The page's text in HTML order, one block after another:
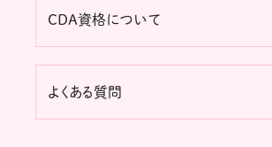
CDA資格について
よくある質問